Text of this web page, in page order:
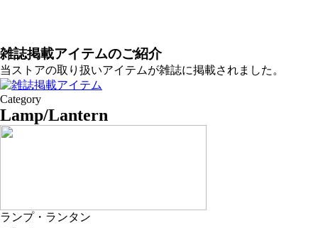
雑誌掲載アイテムのご紹介
当ストアの取り扱いアイテムが雑誌に掲載されました。
Category
Lamp/Lantern
ランプ・ランタン